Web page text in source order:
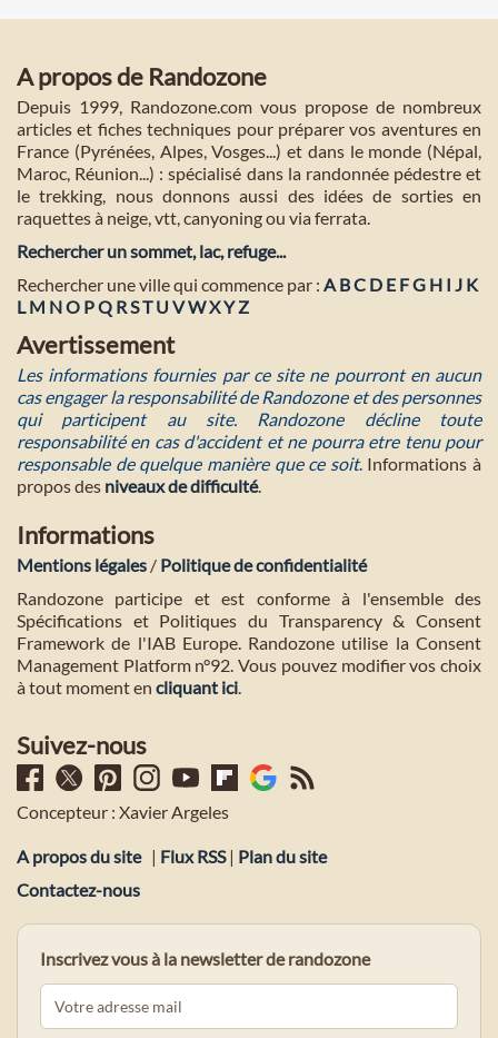
A propos de Randozone
Depuis 1999, Randozone.com vous propose de nombreux
articles et fiches techniques pour préparer vos aventures en
France (Pyrénées, Alpes, Vosges...) et dans le monde (Népal,
Maroc, Réunion...) : spécialisé dans la randonnée pédestre et
le trekking, nous donnons aussi des idées de sorties en
raquettes à neige, vtt, canyoning ou via ferrata.
Rechercher un sommet, lac, refuge...
Rechercher une ville qui commence par : A BC D E FG H I J K
L M NO PQ RST U VWXYZ
Avertissement
Les informations fournies par ce site ne pourront en aucun
cas engager la responsabilité de Randozone et des personnes
qui participent au site. Randozone décline toute
responsabilité en cas d'accident et ne pourra etre tenu pour
responsable de quelque manière que ce soit. Informations à
propos des niveaux de difficulté.
Informations
Mentions légales / Politique de confidentialité
Randozone participe et est conforme à l'ensemble des
Spécifications et Politiques du Transparency & Consent
Framework de l'IAB Europe. Randozone utilise la Consent
Management Platform n°92. Vous pouvez modifier vos choix
à tout moment en cliquant ici.
Suivez-nous
Concepteur : Xavier Argeles
A propos du site | Flux RSS| Plan du site
Contactez-nous
Inscrivez vous à la newsletter de randozone